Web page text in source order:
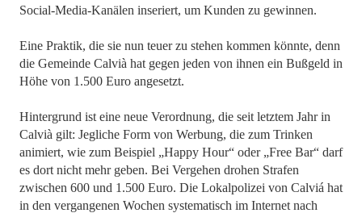
Social-Media-Kanälen inseriert, um Kunden zu gewinnen.
Eine Praktik, die sie nun teuer zu stehen kommen könnte, denn
die Gemeinde Calvià hat gegen jeden von ihnen ein Bußgeld in
Höhe von 1.500 Euro angesetzt.
Hintergrund ist eine neue Verordnung, die seit letztem Jahr in
Calvià gilt: Jegliche Form von Werbung, die zum Trinken
animiert, wie zum Beispiel „Happy Hour“ oder „Free Bar“ darf
es dort nicht mehr geben. Bei Vergehen drohen Strafen
zwischen 600 und 1.500 Euro. Die Lokalpolizei von Calviá hat
in den vergangenen Wochen systematisch im Internet nach